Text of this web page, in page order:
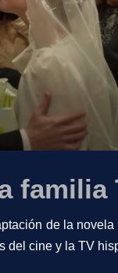
familia
de la
del cine y la TV